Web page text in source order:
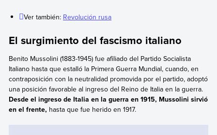
Ver también: Revolución rusa
El surgimiento del fascismo italiano
Benito Mussolini (1883-1945) fue afiliado del Partido Socialista
Italiano hasta que estalló la Primera Guerra Mundial, cuando, en
contraposición con la neutralidad promovida por el partido, adoptó
una posición favorable al ingreso del Reino de Italia en la guerra.
Desde el ingreso de Italia en la guerra en 1915, Mussolini sirvió
en el frente, hasta que fue herido en 1917.